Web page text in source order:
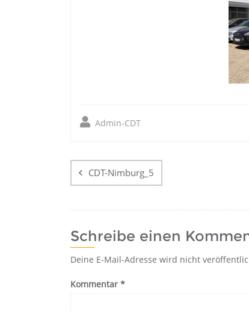
Admin-CDT
CDT-Nimburg_5
Schreibe einen
Deine E-Mail-Adresse wird nicht
Kommentar *